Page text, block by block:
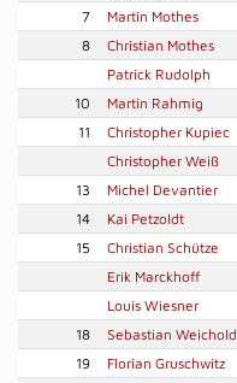
7
Martin Mothes
8
Christian Mothes
Patrick Rudolph
10
Martin Rahmig
11
Christopher Kupiec
Christopher Weiß
13
Michel Devantier
14
Kai Petzoldt
15
Christian Schütze
Erik Marckhoff
Louis Wiesner
18
Sebastian Weichold
19
Florian Gruschwitz